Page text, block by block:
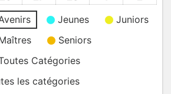
2025
Fév
2025
2025
2025
2025
2025
Jeunes
Juniors
Seniors
Catégories
les catégories